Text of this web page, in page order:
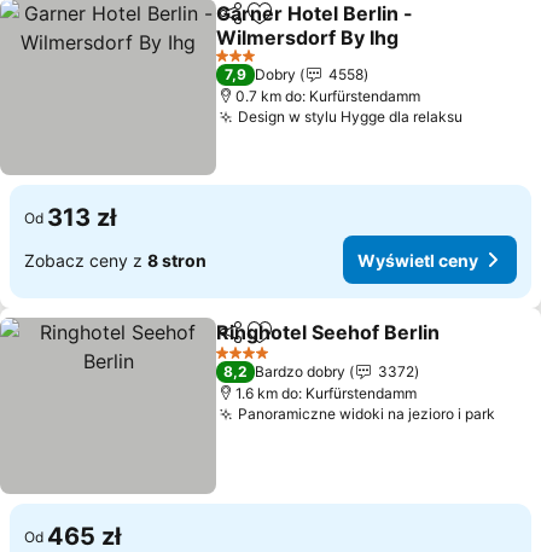
Udostępnij
Dodaj do ulubionych
Garner Hotel Berlin -
Wilmersdorf By Ihg
3 Kategoria
7,9 Dobry
4558
0.7 km do: Kurfürstendamm
Design w stylu Hygge dla relaksu
Od 313 zł
Zobacz ceny z 8 stron Wyświetl ceny
Udostępnij
Dodaj do ulubionych
Ringhotel Seehof Berlin
4 Kategoria
8,2 Bardzo dobry
3372
1.6 km do: Kurfürstendamm
Panoramiczne widoki na jezioro i park
Od 465 zł